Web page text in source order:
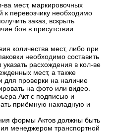
ва мест, маркировочных
к перевозчику необходимо
заказ, вскрыть
боя в присутствии
количества мест, либо при
необходимо составить
расхождения в кол-ве
мест, а также
для проверки на наличие
на фото или видео.
Акт с подписью и
приёмную накладную и
формы Актов должны быть
менеджером транспортной